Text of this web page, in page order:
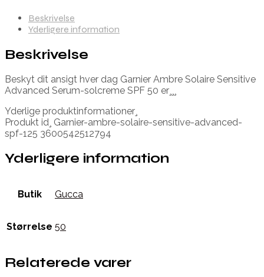
Beskrivelse
Yderligere information
Beskrivelse
Beskyt dit ansigt hver dag Garnier Ambre Solaire Sensitive
Advanced Serum-solcreme SPF 50 er¸¸¸
Yderlige produktinformationer¸
Produkt id¸ Garnier-ambre-solaire-sensitive-advanced-
spf-125 3600542512794
Yderligere information
Butik Gucca
Størrelse 50
Relaterede varer